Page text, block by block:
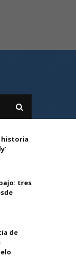
historia
tres
de